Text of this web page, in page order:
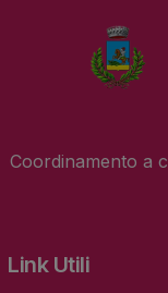
Coordinamento a
Link Utili